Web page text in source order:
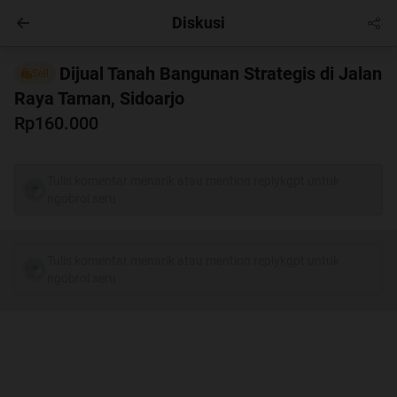
Masuk
Diskusi
Sell
Dijual Tanah Bangunan Strategis di Jalan
Raya Taman, Sidoarjo
Rp160.000